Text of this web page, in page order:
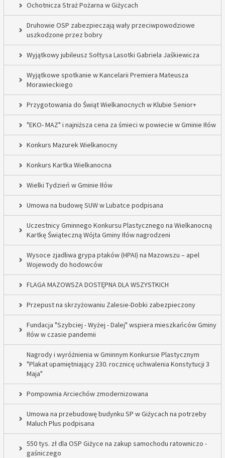
Ochotnicza Straż Pożarna w Giżycach
Druhowie OSP zabezpieczają wały przeciwpowodziowe
uszkodzone przez bobry
Wyjątkowy jubileusz Sołtysa Lasotki Gabriela Jaśkiewicza
Wyjątkowe spotkanie w Kancelarii Premiera Mateusza
Morawieckiego
Przygotowania do Świąt Wielkanocnych w Klubie Senior+
"EKO- MAZ" i najniższa cena za śmieci w powiecie w Gminie Iłów
Konkurs Mazurek Wielkanocny
Konkurs Kartka Wielkanocna
Wielki Tydzień w Gminie Iłów
Umowa na budowę SUW w Lubatce podpisana
Uczestnicy Gminnego Konkursu Plastycznego na Wielkanocną
Kartkę Świąteczną Wójta Gminy Iłów nagrodzeni
Wysoce zjadliwa grypa ptaków (HPAI) na Mazowszu – apel
Wojewody do hodowców
FLAGA MAZOWSZA DOSTĘPNA DLA WSZYSTKICH
Przepust na skrzyżowaniu Zalesie-Dobki zabezpieczony
Fundacja "Szybciej - Wyżej - Dalej" wspiera mieszkańców Gminy
Iłów w czasie pandemii
Nagrody i wyróżnienia w Gminnym Konkursie Plastycznym
"Plakat upamiętniający 230. rocznicę uchwalenia Konstytucji 3
Maja"
Pompownia Arciechów zmodernizowana
Umowa na przebudowę budynku SP w Giżycach na potrzeby
Maluch Plus podpisana
550 tys. zł dla OSP Giżyce na zakup samochodu ratowniczo -
gaśniczego